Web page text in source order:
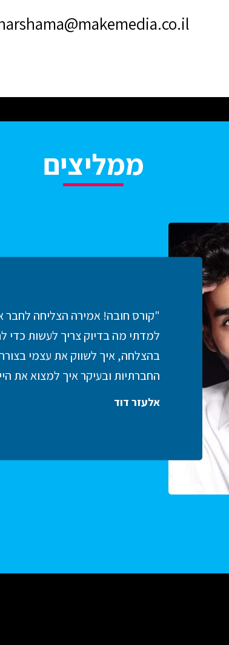
ממליצים
"קורס חובה! אמירה הצליחה לחבר
למדתי מה בדיוק צריך לעשות כדי
בהצלחה, איך לשווק את עצמי
החברתיות ובעיקר איך למצוא את
אלעזר דוד